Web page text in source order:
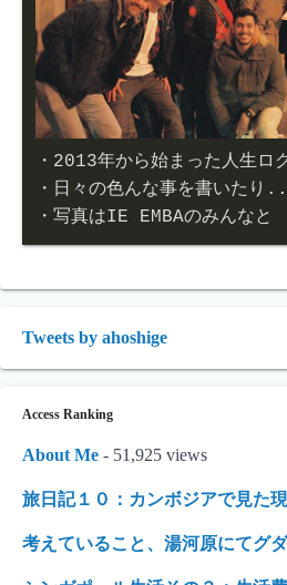
・2013年から始まった人生ロ
・日々の色んな事を書いたり
・写真はIE EMBAのみんなと
Tweets by ahoshige
Access Ranking
About Me - 51,925 views
旅日記１０：カンボジアで見た
考えていること、湯河原にてグ